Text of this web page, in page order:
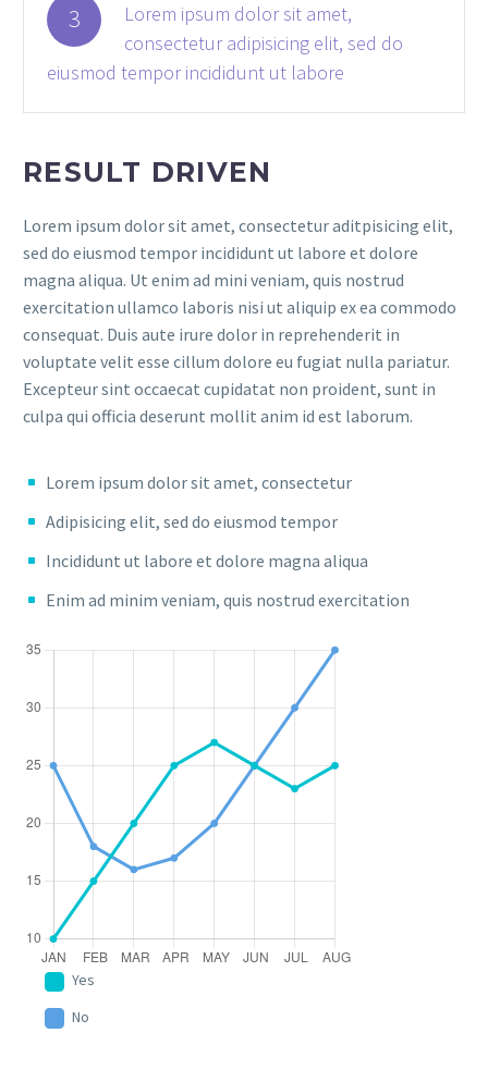
3
Lorem ipsum dolor sit amet,
consectetur adipisicing elit, sed do
eiusmod tempor incididunt ut labore
RESULT DRIVEN
Lorem ipsum dolor sit amet, consectetur aditpisicing elit,
sed do eiusmod tempor incididunt ut labore et dolore
magna aliqua. Ut enim ad mini veniam, quis nostrud
exercitation ullamco laboris nisi ut aliquip ex ea commodo
consequat. Duis aute irure dolor in reprehenderit in
voluptate velit esse cillum dolore eu fugiat nulla pariatur.
Excepteur sint occaecat cupidatat non proident, sunt in
culpa qui officia deserunt mollit anim id est laborum.
Lorem ipsum dolor sit amet, consectetur
Adipisicing elit, sed do eiusmod tempor
Incididunt ut labore et dolore magna aliqua
Enim ad minim veniam, quis nostrud exercitation
Yes
No